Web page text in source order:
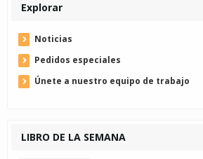
Explorar
Noticias
Pedidos especiales
Únete a nuestro equipo de trabajo
LIBRO DE LA SEMANA